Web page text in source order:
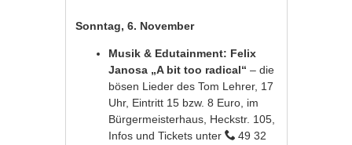
Sonntag, 6. November
Musik & Edutainment: Felix
Janosa „A bit too radical“ – die
bösen Lieder des Tom Lehrer, 17
Uhr, Eintritt 15 bzw. 8 Euro, im
Bürgermeisterhaus, Heckstr. 105,
Infos und Tickets unter
49 32